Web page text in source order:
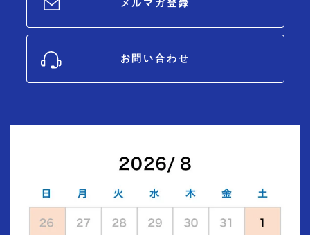
メルマガ登録
お問い合わせ